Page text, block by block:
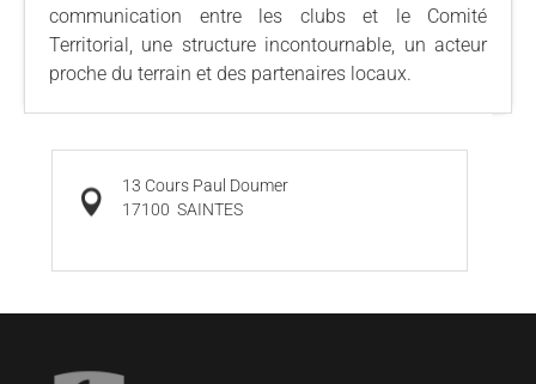
communication entre les clubs et le Comité
Territorial, une structure incontournable, un acteur
proche du terrain et des partenaires locaux.
13 Cours Paul Doumer
17100 SAINTES